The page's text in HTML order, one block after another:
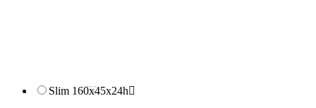
Slim 160x45x24h